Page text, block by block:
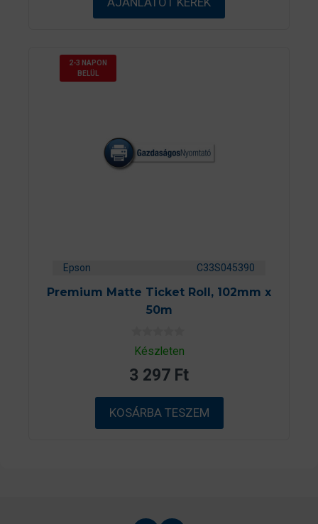
ő
2-3 NAPON
BELÜL
Epson C33S045390
Premium Matte Ticket Roll, 102mm x
50m
0
a
5
b
ő
l
Készleten
3 297 Ft
KOSÁRBA TESZEM